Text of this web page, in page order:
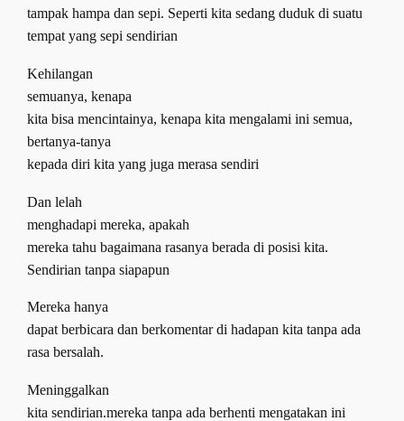
tampak hampa dan sepi. Seperti kita sedang duduk di suatu
tempat yang sepi sendirian
Kehilangan
semuanya,kenapa
kita bisa mencintainya,kenapa kita mengalami ini semua,
bertanya-tanya
kepada diri kita yang juga merasa sendiri
Dan lelah
menghadapi mereka,apakah
mereka tahu bagaimana rasanya berada di posisi kita.
Sendirian tanpa siapapun
Mereka hanya
dapat berbicara dan berkomentar di hadapan kita tanpa ada
rasa bersalah.
Meninggalkan
kita sendirian.mereka tanpa ada berhenti mengatakan ini